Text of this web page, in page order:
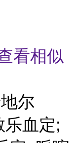
看相似
尔
乐血定;